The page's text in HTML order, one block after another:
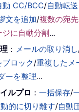
動 CC/BCC/自動転
文を追加/複数の宛
に自動分割...
： メールの取り消し
ロック/重複したメ
ーを整理...
ルプロ ：一括保存/
的に切り離す/自動